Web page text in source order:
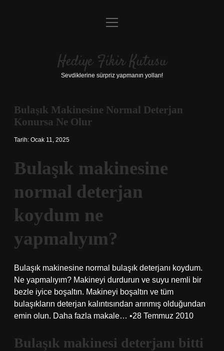
Anasayfa
Yasal Uyarı
menüyü
Hediye Fikir Kutusu
Sevdiklerine sürpriz yapmanın yolları!
Bulaşık Makinesine Normal Deterjan
Konursa Ne Olur
Tarih: Ocak 11, 2025
Bulaşık makinesine
normal deterjan
koydum ne
yapmalıyım?
Bulaşık makinesine normal bulaşık deterjanı koydum.
Ne yapmalıyım? Makineyi durdurun ve suyu nemli bir
bezle iyice boşaltın. Makineyi boşaltın ve tüm
bulaşıkların deterjan kalıntısından arınmış olduğundan
emin olun. Daha fazla makale… •28 Temmuz 2010
Bulaşık makinesi deterjanı bitti